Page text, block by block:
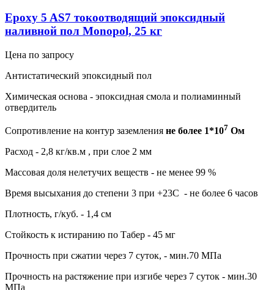
Epoxy 5 AS7 токоотводящий эпоксидный
наливной пол Monopol, 25 кг
Цена по запросу
Антистатический эпоксидный пол
Химическая основа - эпоксидная смола и полиаминный
отвердитель
Сопротивление на контур заземления не более 1*107 Ом
Расход - 2,8 кг/кв.м , при слое 2 мм
Массовая доля нелетучих веществ - не менее 99 %
Время высыхания до степени 3 при +23С - не более 6 часов
Плотность, г/куб. - 1,4 см
Стойкость к истиранию по Табер - 45 мг
Прочность при сжатии через 7 суток, - мин.70 МПа
Прочность на растяжение при изгибе через 7 суток - мин.30
МПа